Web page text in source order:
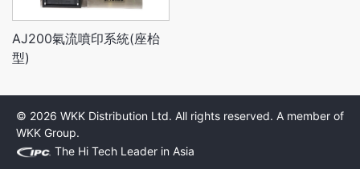
AJ200氣流噴印系統(座枱
型)
© 2026 WKK Distribution Ltd. All rights reserved. A member of
WKK Group.
The Hi Tech Leader in Asia